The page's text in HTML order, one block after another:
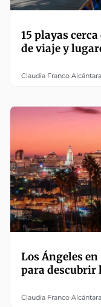
15 playas
de viaje y
Claudia Franco Alcántara
Los Ángeles
para descubrir
Claudia Franco Alcántara